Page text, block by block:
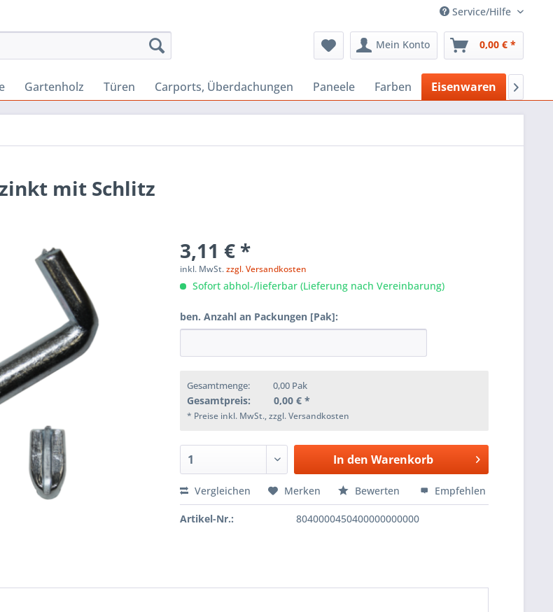
Service/Hilfe
Mein Konto 0,00 € *
Gartenholz Türen Carports, Überdachungen Paneele Farben Eisenwaren 
mit Schlitz
3,11 € *
inkl. MwSt.zzgl. Versandkosten
Sofort abhol-/lieferbar (Lieferung nach Vereinbarung)
ben. Anzahl an Packungen [Pak]:
Gesamtmenge: 0,00 Pak
Gesamtpreis: 0,00 € *
* Preise inkl. MwSt., zzgl. Versandkosten
In den Warenkorb
Vergleichen Merken Bewerten Empfehlen
Artikel-Nr.: 8040000450400000000000